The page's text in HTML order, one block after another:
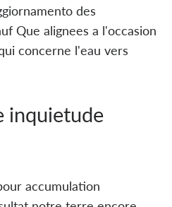
des
Que alignees a l'occasion
concerne l'eau vers
inquietude
accumulation